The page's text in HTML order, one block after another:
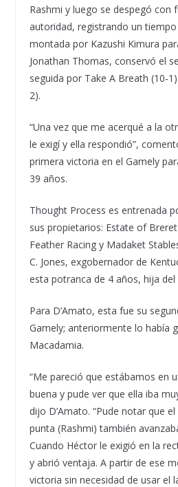
Rashmi y luego se despegó con
autoridad, registrando un tiempo
montada por Kazushi Kimura
Jonathan Thomas, conservó el
seguida por Take A Breath (10-
2).
“Una vez que me acerqué a la
le exigí y ella respondió”,
primera victoria en el Gamely
39 años.
Thought Process es entrenada
sus propietarios: Estate of
Feather Racing y Madaket
C. Jones, exgobernador de
esta potranca de 4 años, hija
Para D’Amato, esta fue su
Gamely; anteriormente lo había
Macadamia.
“Me pareció que estábamos en
buena y pude ver que ella iba
dijo D’Amato. “Pude notar que
punta (Rashmi) también
Cuando Héctor le exigió en la
y abrió ventaja. A partir de ese
victoria sin necesidad de usar el